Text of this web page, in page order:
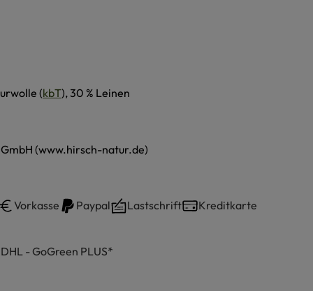
(kbT), 30 % Leinen
(www.hirsch-natur.de)
Vorkasse Paypal Lastschrift Kreditkarte
- GoGreen PLUS*